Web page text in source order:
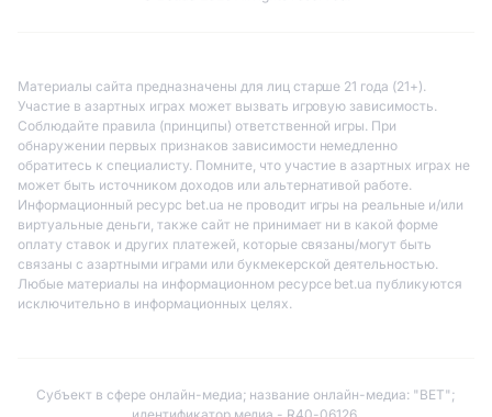
Материалы сайта предназначены для лиц старше 21 года (21+).
Участие в азартных играх может вызвать игровую зависимость.
Соблюдайте правила (принципы) ответственной игры. При
обнаружении первых признаков зависимости немедленно
обратитесь к специалисту. Помните, что участие в азартных играх не
может быть источником доходов или альтернативой работе.
Информационный ресурс bet.ua не проводит игры на реальные и/или
виртуальные деньги, также сайт не принимает ни в какой форме
оплату ставок и других платежей, которые связаны/могут быть
связаны с азартными играми или букмекерской деятельностью.
Любые материалы на информационном ресурсе bet.ua публикуются
исключительно в информационных целях.
Субъект в сфере онлайн-медиа; название онлайн-медиа: "BET";